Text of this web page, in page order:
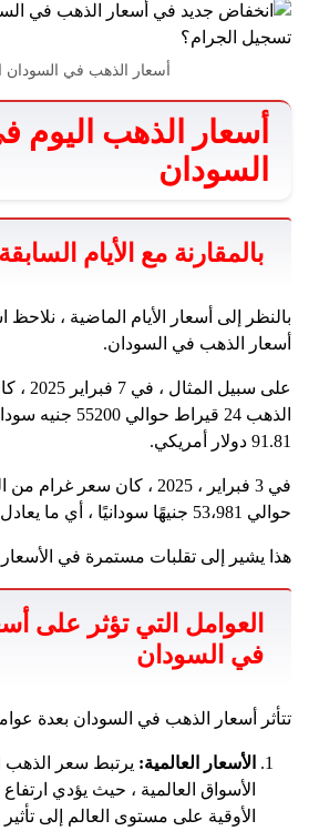
أسعار الذهب في السودان
أسعار الذهب اليوم
السودان
بالمقارنة مع الأيام السابقة
بالنظر إلى أسعار الأيام الماضية ،
أسعار الذهب في السودان.
على
الذهب 24 قيراط
91.81 دولار أمريكي.
حوالي 53،981 جنيهًا سودانيًا ، أي ما يعادل 89.82 دولارًا أمريكيًا.
هذا يشير إلى تقلبات مستمرة في الأسعار
العوامل التي تؤثر على
في السودان
تتأثر أسعار الذهب في السودان بعدة
الأسعار العالمية: يرتبط سعر الذهب
الأسواق العالمية ، حيث يؤدي
الأوقية على مستوى العالم إلى